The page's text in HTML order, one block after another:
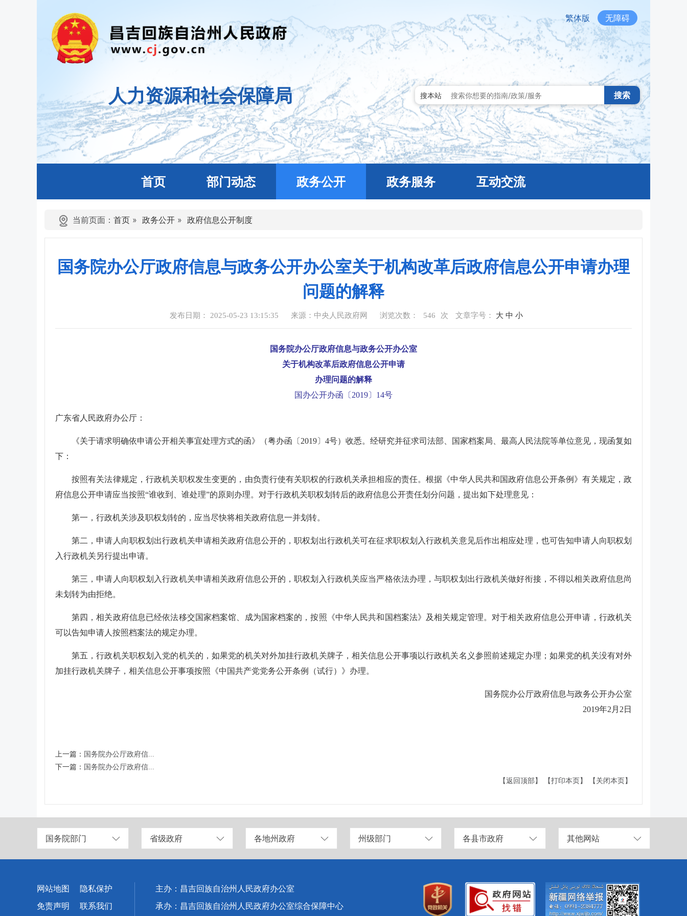
繁体版 无障碍
人力资源和社会保障局 搜本站 搜索
首页 部门动态 政务公开 政务服务 互动交流
当前页面： 首页 » 政务公开 » 政府信息公开制度
国务院办公厅政府信息与政务公开办公室关于机构改革后政府信息公开申请办理
问题的解释
发布日期： 2025-05-23 13:15:35 来源：中央人民政府网 浏览次数： 546 次 文章字号： 大 中 小
国务院办公厅政府信息与政务公开办公室
关于机构改革后政府信息公开申请
办理问题的解释
国办公开办函〔2019〕14号
广东省人民政府办公厅：
《关于请求明确依申请公开相关事宜处理方式的函》（粤办函〔2019〕4号）收悉。经研究并征求司法部、国家档案局、最高人民法院等单位意见，现函复如
下：
按照有关法律规定，行政机关职权发生变更的，由负责行使有关职权的行政机关承担相应的责任。根据《中华人民共和国政府信息公开条例》有关规定，政
府信息公开申请应当按照“谁收到、谁处理”的原则办理。对于行政机关职权划转后的政府信息公开责任划分问题，提出如下处理意见：
第一，行政机关涉及职权划转的，应当尽快将相关政府信息一并划转。
第二，申请人向职权划出行政机关申请相关政府信息公开的，职权划出行政机关可在征求职权划入行政机关意见后作出相应处理，也可告知申请人向职权划
入行政机关另行提出申请。
第三，申请人向职权划入行政机关申请相关政府信息公开的，职权划入行政机关应当严格依法办理，与职权划出行政机关做好衔接，不得以相关政府信息尚
未划转为由拒绝。
第四，相关政府信息已经依法移交国家档案馆、成为国家档案的，按照《中华人民共和国档案法》及相关规定管理。对于相关政府信息公开申请，行政机关
可以告知申请人按照档案法的规定办理。
第五，行政机关职权划入党的机关的，如果党的机关对外加挂行政机关牌子，相关信息公开事项以行政机关名义参照前述规定办理；如果党的机关没有对外
加挂行政机关牌子，相关信息公开事项按照《中国共产党党务公开条例（试行）》办理。
国务院办公厅政府信息与政务公开办公室
2019年2月2日
上一篇： 国务院办公厅政府信...
下一篇： 国务院办公厅政府信...
【返回顶部】
【打印本页】 【关闭本页】
国务院部门 省级政府 各地州政府 州级部门 各县市政府 其他网站
网站地图
隐私保护
免责声明
联系我们
主办：昌吉回族自治州人民政府办公室
承办：昌吉回族自治州人民政府办公室综合保障中心